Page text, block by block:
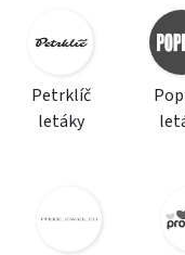
Petrklíč
letáky